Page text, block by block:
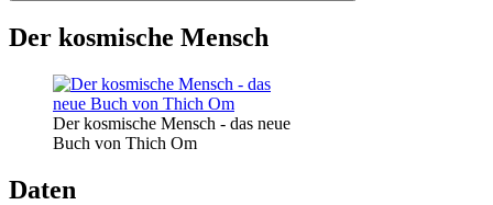
Der kosmische Mensch
Der kosmische Mensch - das neue
Buch von Thich Om
Daten